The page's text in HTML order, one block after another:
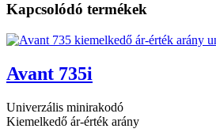
Kapcsolódó termékek
Avant 735i
Univerzális minirakodó
Kiemelkedő ár-érték arány